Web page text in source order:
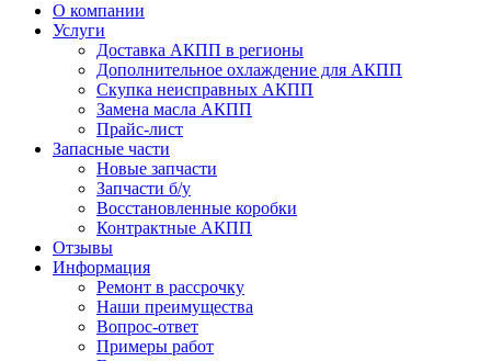
О компании
Услуги
Доставка АКПП в регионы
Дополнительное охлаждение для АКПП
Скупка неисправных АКПП
Замена масла АКПП
Прайс-лист
Запасные части
Новые запчасти
Запчасти б/у
Восстановленные коробки
Контрактные АКПП
Отзывы
Информация
Ремонт в рассрочку
Наши преимущества
Вопрос-ответ
Примеры работ